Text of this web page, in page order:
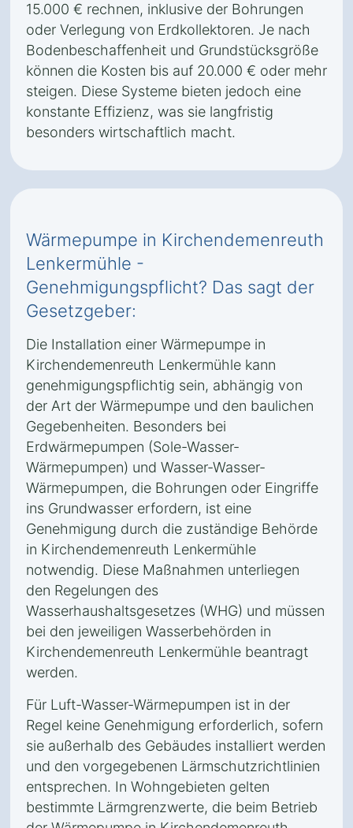
15.000 € rechnen, inklusive der Bohrungen
oder Verlegung von Erdkollektoren. Je nach
Bodenbeschaffenheit und Grundstücksgröße
können die Kosten bis auf 20.000 € oder mehr
steigen. Diese Systeme bieten jedoch eine
konstante Effizienz, was sie langfristig
besonders wirtschaftlich macht.
Wärmepumpe in Kirchendemenreuth
Lenkermühle -
Genehmigungspflicht? Das sagt der
Gesetzgeber:
Die Installation einer Wärmepumpe in
Kirchendemenreuth Lenkermühle kann
genehmigungspflichtig sein, abhängig von
der Art der Wärmepumpe und den baulichen
Gegebenheiten. Besonders bei
Erdwärmepumpen (Sole-Wasser-
Wärmepumpen) und Wasser-Wasser-
Wärmepumpen, die Bohrungen oder Eingriffe
ins Grundwasser erfordern, ist eine
Genehmigung durch die zuständige Behörde
in Kirchendemenreuth Lenkermühle
notwendig. Diese Maßnahmen unterliegen
den Regelungen des
Wasserhaushaltsgesetzes (WHG) und müssen
bei den jeweiligen Wasserbehörden in
Kirchendemenreuth Lenkermühle beantragt
werden.
Für Luft-Wasser-Wärmepumpen ist in der
Regel keine Genehmigung erforderlich, sofern
sie außerhalb des Gebäudes installiert werden
und den vorgegebenen Lärmschutzrichtlinien
entsprechen. In Wohngebieten gelten
bestimmte Lärmgrenzwerte, die beim Betrieb